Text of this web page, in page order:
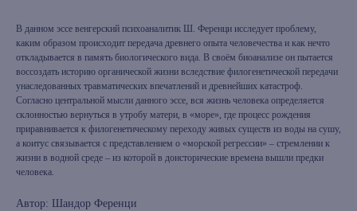
В данном эссе венгерский психоаналитик Ш. Ференци исследует проблему,
каким образом происходит передача древнего опыта человечества и как нечто
откладывается в память биологического вида. В своём биоанализе он пытается
воссоздать историю органической жизни вследствие филогенетической передачи
унаследованных травматических впечатлений и древнейших катастроф.
Согласно центральной мысли данного эссе, вся жизнь человека определяется
склонностью вернуться в утробу матери, в «море», где процесс рождения
приравнивается к филогенетическому переходу живых существ из воды на сушу,
а коитус связывается с представлением о «морской регрессии» – стремлении к
жизни в водной среде – из которой в доисторические времена вышли предки
человека.
Автор: Шандор Ференци